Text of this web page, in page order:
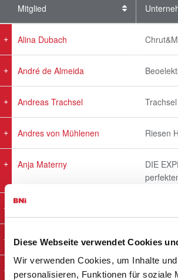
Diese Webseite verwendet Cookies
Wir verwenden Cookies, um Inhalte
personalisieren, Funktionen für soziale
Mitglied
Alina Dubach
André de Almeida
Andreas Trachsel
Andres von Mühlenen Riesen
Anja Materny
DIE
Benno Niklaus
Bruno Zurbrügg